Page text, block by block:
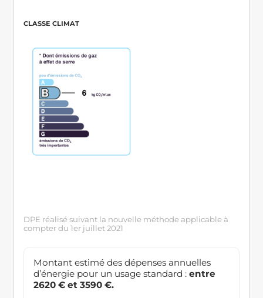
CLASSE CLIMAT
DPE réalisé suivant la nouvelle méthode applicable à
compter du 1er juillet 2021
Montant estimé des dépenses annuelles
d’énergie pour un usage standard : entre
2620 € et 3590 €.